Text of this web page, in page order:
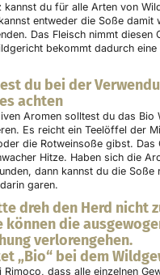
kannst du für alle Arten von
entweder die Soße damit
Das Fleisch nimmt diesen
bekommt dadurch
du bei der
achten
Aromen solltest du das Bio
Es reicht ein Teelöffel der
die Rotweinsoße gibst. Das
Hitze. Haben sich die
dann kannst du die Soße
garen.
dreh den Herd nicht
können die
verlorengehen.
„Bio“ bei dem
Rimoco, dass alle einzelnen